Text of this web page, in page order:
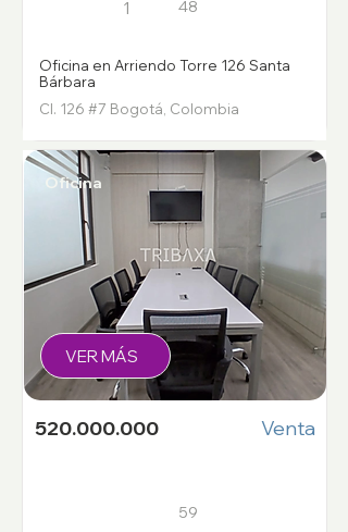
1 48
Oficina en Arriendo Torre 126 Santa
Bárbara
Cl. 126 #7 Bogotá, Colombia
Oficina
VER MÁS
520.000.000 Venta
59